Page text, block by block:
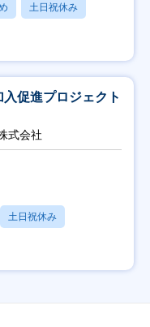
土日祝休み
入促進プロジェクト
式会社
土日祝休み